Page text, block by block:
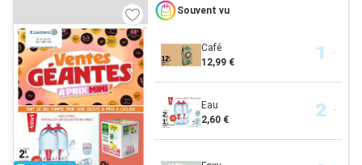
Souvent vu
Café
12,99 €
Eau
2,60 €